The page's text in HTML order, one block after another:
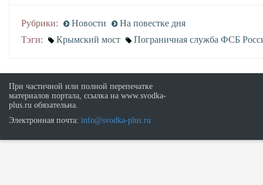
Рубрики: Новости
На повестке дня
Тэги:
Крымский мост Пограничная служба ФСБ
При частичной или полной перепечатке
материалов портала, ссылка на www.svodka-
plus.ru обязательна.
Электронная почта: info@svodka-plus.ru